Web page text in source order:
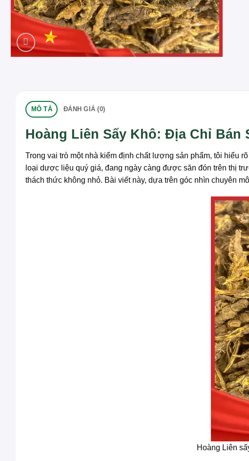
MÔ TẢ ĐÁNH GIÁ (0)
Hoàng Liên Sấy Khô: Địa Chỉ Bán
Trong vai trò một nhà kiểm định chất lượng sản phẩm, tôi hiểu
loại dược liệu quý giá, đang ngày càng được săn đón trên thị
thách thức không nhỏ. Bài viết này, dựa trên góc nhìn chuyên
Hoàng Liên